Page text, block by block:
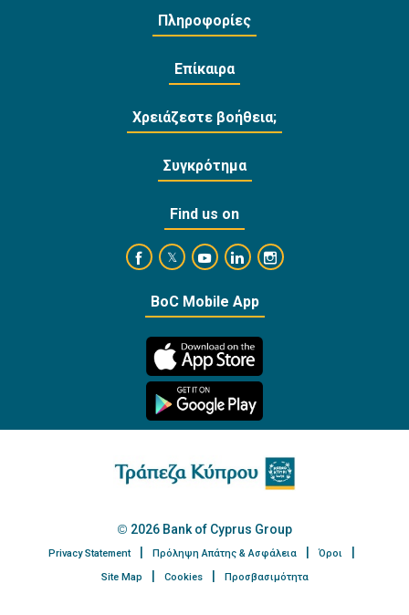
Πληροφορίες
Επίκαιρα
Χρειάζεστε βοήθεια;
Συγκρότημα
Find us on
https://www.facebook.com/
https://twitter.com/bankofcyprus_
https://www.youtube.com/user/
https://www.linkedin.com/
https://
BoC Mobile App
2026 Bank of Cyprus Group
Privacy Statement Πρόληψη Απάτης & Ασφάλεια
Όροι
Site Map
Cookies Προσβασιμότητα